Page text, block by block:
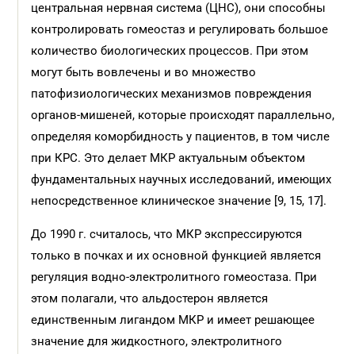
центральная нервная система (ЦНС), они способны
контролировать гомеостаз и регулировать большое
количество биологических процессов. При этом
могут быть вовлечены и во множество
патофизиологических механизмов повреждения
органов-мишеней, которые происходят параллельно,
определяя коморбидность у пациентов, в том числе
при КРС. Это делает МКР актуальным объектом
фундаментальных научных исследований, имеющих
непосредственное клиническое значение [9, 15, 17].
До 1990 г. считалось, что МКР экспрессируются
только в почках и их основной функцией является
регуляция водно-электролитного гомеостаза. При
этом полагали, что альдостерон является
единственным лигандом МКР и имеет решающее
значение для жидкостного, электролитного